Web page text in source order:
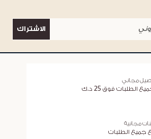
الاشتراك
مجاني
الطلبات فوق 25 د.ك
مجانية
جميع الطلبات